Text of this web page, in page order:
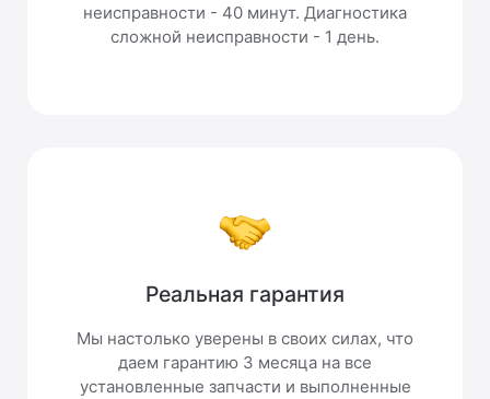
неисправности - 40 минут. Диагностика
сложной неисправности - 1 день.
Реальная гарантия
Мы настолько уверены в своих силах, что
даем гарантию 3 месяца на все
установленные запчасти и выполненные